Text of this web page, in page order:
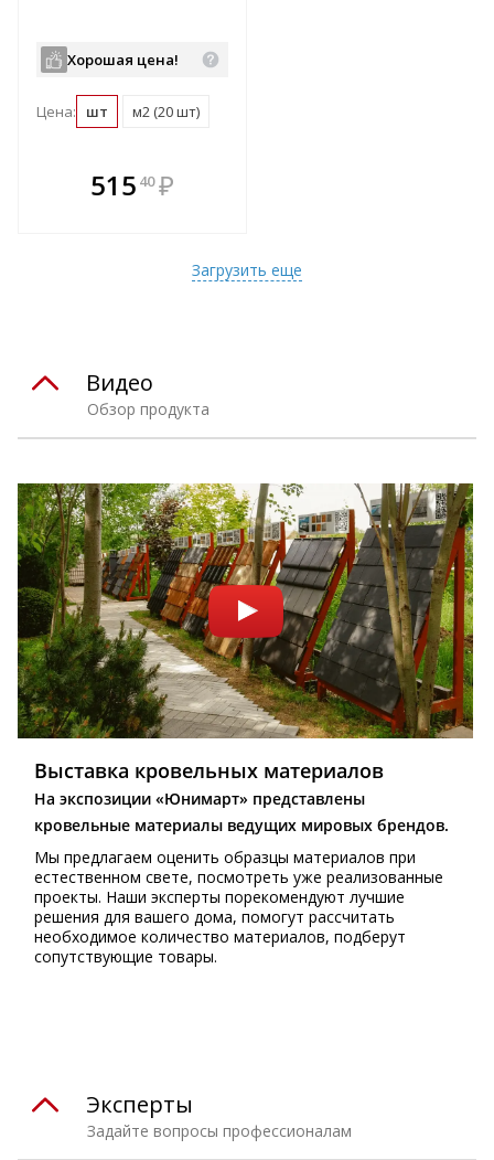
Хорошая цена!
Цена: шт м2 (20 шт)
515 40 ₽
Загрузить еще
Обзор продукта
Видео
Выставка кровельных материалов
На экспозиции «Юнимарт» представлены
кровельные материалы ведущих мировых брендов.
Мы предлагаем оценить образцы материалов при
естественном свете, посмотреть уже реализованные
проекты. Наши эксперты порекомендуют лучшие
решения для вашего дома, помогут рассчитать
необходимое количество материалов, подберут
сопутствующие товары.
Задайте вопросы профессионалам
Эксперты